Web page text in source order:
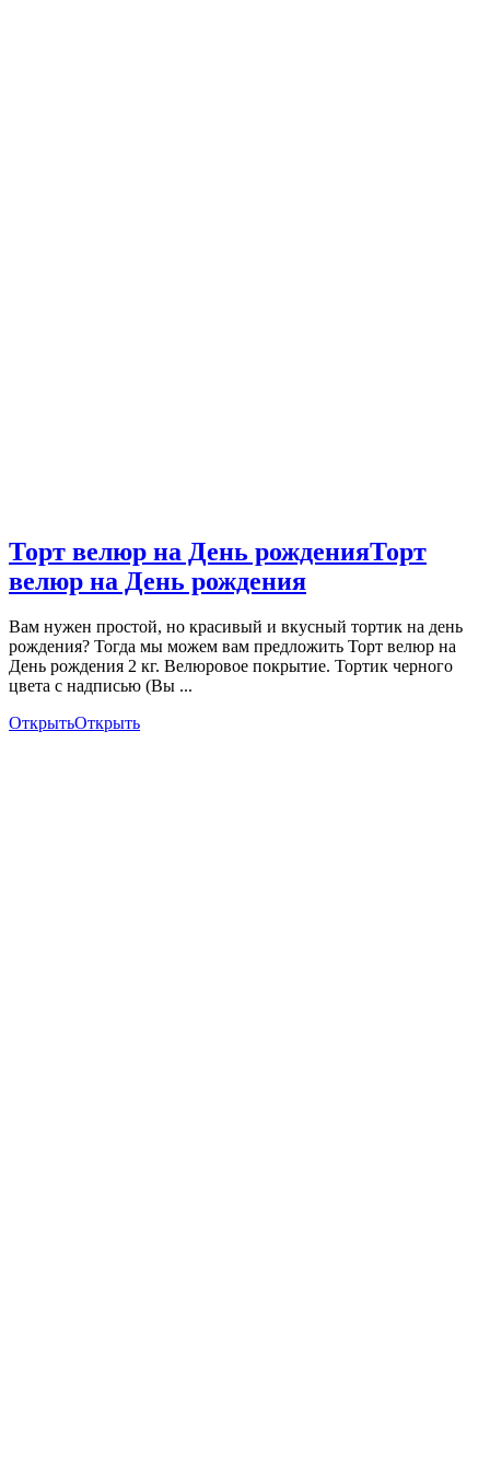
Торт велюр на День рожденияТорт
велюр на День рождения
Вам нужен простой, но красивый и вкусный тортик на день
рождения? Тогда мы можем вам предложить Торт велюр на
День рождения 2 кг. Велюровое покрытие. Тортик черного
цвета с надписью (Вы ...
ОткрытьОткрыть